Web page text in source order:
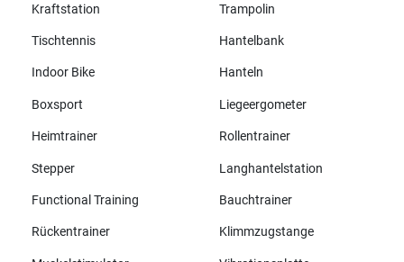
Kraftstation Trampolin
Tischtennis Hantelbank
Indoor Bike Hanteln
Boxsport Liegeergometer
Heimtrainer Rollentrainer
Stepper Langhantelstation
Functional Training Bauchtrainer
Rückentrainer Klimmzugstange